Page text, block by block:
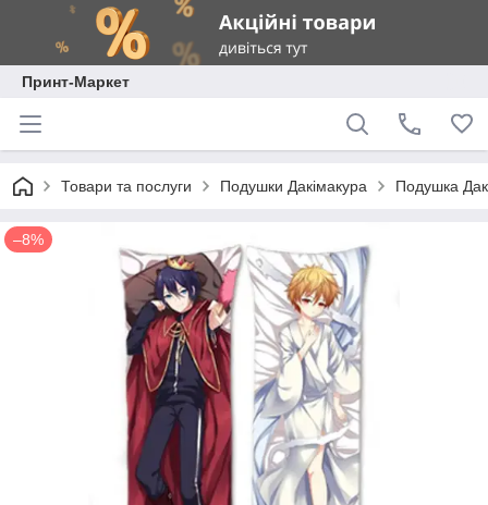
Принт-Маркет
Товари та послуги Подушки Дакімакура Подушка
–8%